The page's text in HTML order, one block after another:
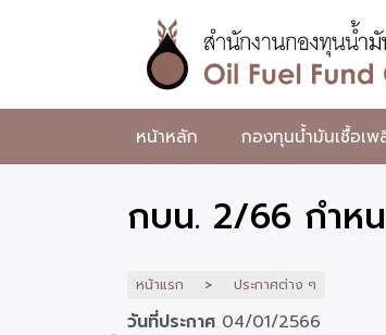
หลัก
สำนักงาน
กองทุน
น้ำมัน
เพลิง
หน้าหลัก กองทุนน้ำมันเชื้อเพ
กบน. 2/66 กำห
หน้าแรก ประกาศต่าง ๆ
วันที่ประกาศ 04/01/2566